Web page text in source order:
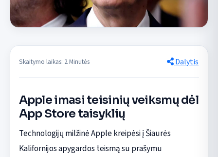
Skaitymo laikas: 2 Minutės Dalytis
Apple imasi teisinių veiksmų dėl
App Store taisyklių
Technologijų milžinė Apple kreipėsi į Šiaurės
Kalifornijos apygardos teismą su prašymu